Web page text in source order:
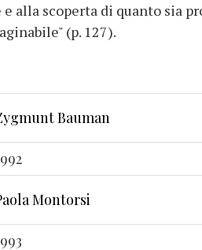
alla scoperta di quanto sia
(p. 127).
Bauman
Montorsi